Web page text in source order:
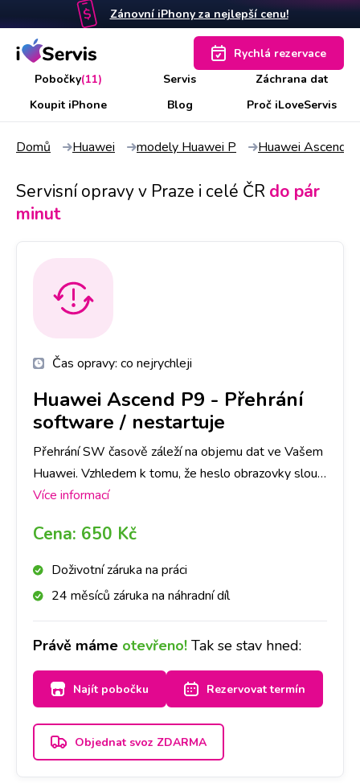
Zánovní iPhony za nejlepší cenu!
Pobočky(11) Servis
Záchrana dat
Koupit iPhone
Blog Proč iLoveServis
Rychlá rezervace
Domů Huawei modely Huawei P Huawei Ascend
Servisní opravy v Praze i celé ČR do pár
minut
Čas opravy: co nejrychleji
Huawei Ascend P9 - Přehrání
software / nestartuje
Přehrání SW časově záleží na objemu dat ve Vašem
Huawei. Vzhledem k tomu, že heslo obrazovky slouží
jako ochrana dat ve Vašem telefonu, je nutné počítat
zálohu.
Více informací
Cena: 650 Kč
Doživotní záruka na práci
24 měsíců záruka na náhradní díl
Právě máme otevřeno! Tak se stav hned:
Najít pobočku Rezervovat termín
Objednat svoz ZDARMA